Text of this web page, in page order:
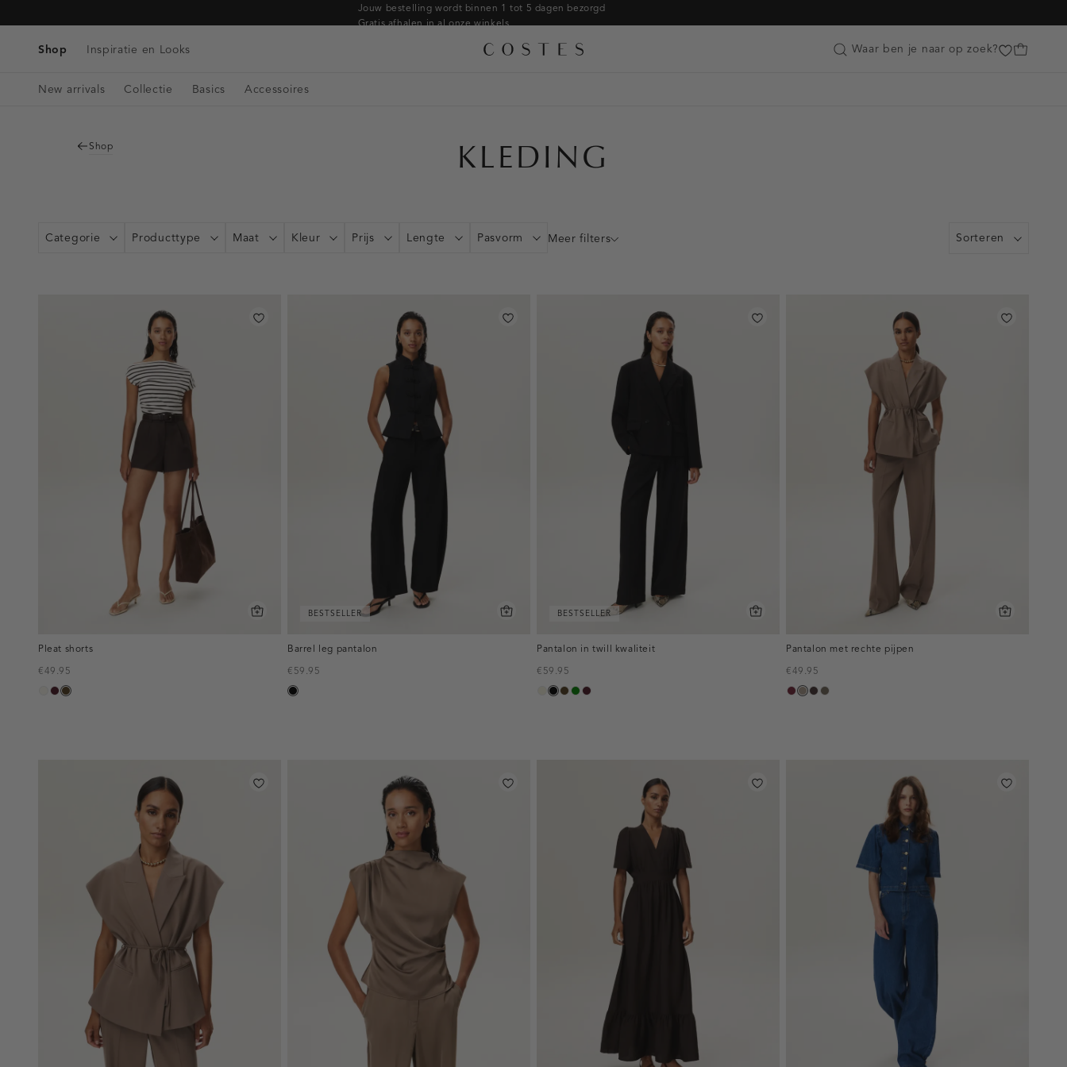
direct naar
hoofdinhoud
Jouw bestelling wordt binnen 1 tot 5 dagen bezorgd
Gratis afhalen in al onze winkels
Betaal zoals jij wilt: o.a. iDEAL | Wero, Riverty, Apple pay & creditcard
Customer Care
Shop Inspiratie en Looks Waar ben je naar op zoek?
New arrivals Collectie
Singlets
Denim
Basics Accessoires
Riemen
Bag charms
Armbanden
Ringen
Shop KLEDING
Categorie Producttype Maat Kleur Prijs Lengte Pasvorm Sorteren
Meer filters
Pleat shorts
€49.95
creme,
pruim,
toffee
BESTSELLER
Barrel leg pantalon
€59.95
zwart
BESTSELLER
Pantalon in twill kwaliteit
€59.95
ecru
zwart
toffee
groenpruim,
Pantalon met rechte pijpen
€49.95
bordeaux,
taupe,
choco,
bruin